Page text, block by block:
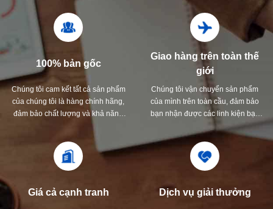
100% bản gốc
Chúng tôi cam kết tất cả sản phẩm
của chúng tôi là hàng chính hãng,
đảm bảo chất lượng và khả năng
Giao hàng trên toàn thế
giới
Chúng tôi vận chuyển sản phẩm
của mình trên toàn cầu, đảm bảo
bạn nhận được các linh kiện bạn
cần, bất kể bạn ở đâu.
Giá cả cạnh tranh Dịch vụ giải thưởng